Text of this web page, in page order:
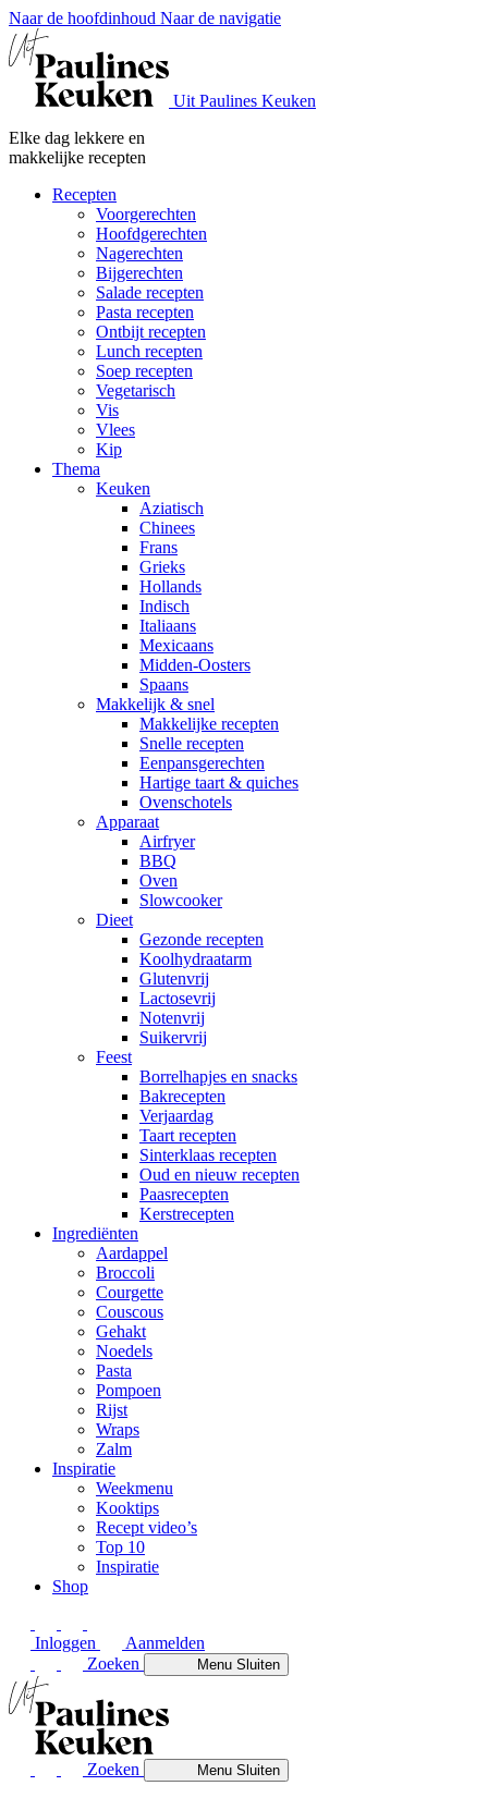
Naar de hoofdinhoud Naar de navigatie
Uit Paulines Keuken
Elke dag lekkere en
makkelijke recepten
Recepten
Voorgerechten
Hoofdgerechten
Nagerechten
Bijgerechten
Salade recepten
Pasta recepten
Ontbijt recepten
Lunch recepten
Soep recepten
Vegetarisch
Vis
Vlees
Kip
Thema
Keuken
Aziatisch
Chinees
Frans
Grieks
Hollands
Indisch
Italiaans
Mexicaans
Midden-Oosters
Spaans
Makkelijk & snel
Makkelijke recepten
Snelle recepten
Eenpansgerechten
Hartige taart & quiches
Ovenschotels
Apparaat
Airfryer
BBQ
Oven
Slowcooker
Dieet
Gezonde recepten
Koolhydraatarm
Glutenvrij
Lactosevrij
Notenvrij
Suikervrij
Feest
Borrelhapjes en snacks
Bakrecepten
Verjaardag
Taart recepten
Sinterklaas recepten
Oud en nieuw recepten
Paasrecepten
Kerstrecepten
Ingrediënten
Aardappel
Broccoli
Courgette
Couscous
Gehakt
Noedels
Pasta
Pompoen
Rijst
Wraps
Zalm
Inspiratie
Weekmenu
Kooktips
Recept video’s
Top 10
Inspiratie
Shop
Inloggen
Aanmelden
Zoeken
MenuSluiten
Zoeken MenuSluiten